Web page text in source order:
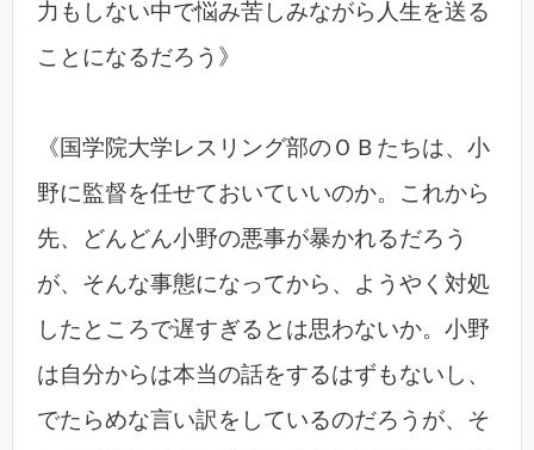
力もしない中で悩み苦しみながら人生を送る
ことになるだろう》
《国学院大学レスリング部のＯＢたちは、小
野に監督を任せておいていいのか。これから
先、どんどん小野の悪事が暴かれるだろう
が、そんな事態になってから、ようやく対処
したところで遅すぎるとは思わないか。小野
は自分からは本当の話をするはずもないし、
でたらめな言い訳をしているのだろうが、そ